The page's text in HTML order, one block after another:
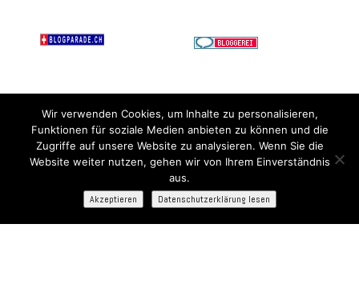
Wir verwenden Cookies, um Inhalte zu personalisieren,
Funktionen für soziale Medien anbieten zu können und die
Zugriffe auf unsere Website zu analysieren. Wenn Sie die
Website weiter nutzen, gehen wir von Ihrem Einverständnis
aus.
Akzeptieren
Datenschutzerklärung lesen